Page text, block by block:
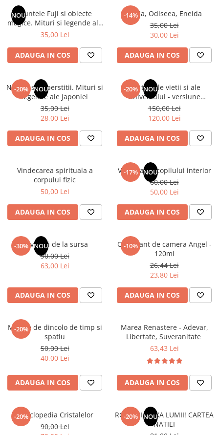
Audiobook
ReConnect
Crestinism
ScienceConnection
SelfConnect
SelfHealing
Vindecare Spirituala
Senzatii/Thriller
SF & Fantasy
Teatru
Teens Book Club
Instrumente si Truse Geometrie
Seturi scolare
Calculator
Consumabile & Accesorii
COLOREAZA CU PRIETENII
De colorat
Pot desena minunat
Carti educative
Copii 0-7 ani
Clubul Premiantilor
Super pitici 2-5 ani
Dezvoltare personala
Enciclopedii
Kids Book Club
Literatura Scolara
Lecturi Scolare
Lumea Copilariei
Ma pregatesc pentru scoala
Manuale - Carte Scolara
Clasa a II-a
Clasa a IV-a
Clasa a V-a
Clasa a VI-a
Clasa a VIII-a
Clasa I
Limbi Straine
Povesti
Puzzle-uri
Puzzle
Puzzle 3D Lemn
NOUMuntele Fuji si obiecte
magice. Mituri si legende ale
Japoniei
35,00 Lei
ADAUGA IN COS
-14%
Iliada, Odiseea, Eneida
35,00 Lei
30,00 Lei
ADAUGA IN COS
-20% NOU
Natura si superstitii. Mituri si
legende ale Japoniei
35,00 Lei
28,00 Lei
ADAUGA IN COS
-20% NOU
Din tainele vietii si ale
Universului - versiune
originala din 1939. Volumele I-
III. Cutie de colectie -Scarlat
Demetrescu
150,00 Lei
120,00 Lei
ADAUGA IN COS
Vindecarea spirituala a
corpului fizic
50,00 Lei
ADAUGA IN COS
-17% NOU
Vindecarea copilului interior
60,00 Lei
50,00 Lei
ADAUGA IN COS
-30% NOU
Revelatii de la sursa
90,00 Lei
63,00 Lei
ADAUGA IN COS
-10%
Odorizant de camera Angel -
120ml
26,44 Lei
23,80 Lei
ADAUGA IN COS
-20%
Mesaje de dincolo de timp si
spatiu
50,00 Lei
40,00 Lei
ADAUGA IN COS
Marea Renastere - Adevar,
Libertate, Suveranitate
63,43 Lei
ADAUGA IN COS
-20%
Enciclopedia Cristalelor
90,00 Lei
-20% NOU
ROMANIA, AXA LUMII! CARTEA
NATIEI